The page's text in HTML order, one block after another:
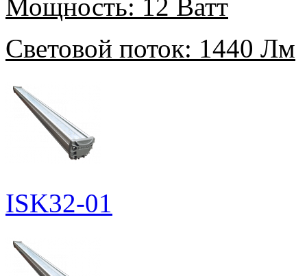
Мощность: 12 Ватт
Световой поток: 1440 Лм
ISK32-01